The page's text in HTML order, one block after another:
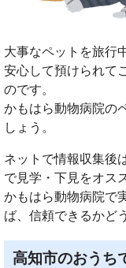
大事なペットを旅行
安心して預けられて
のです。
かもはら動物病院の
しょう。
ネットで情報収集後
で見学・下見をオス
かもはら動物病院で
ば、信頼できるかど
高知市のおうち